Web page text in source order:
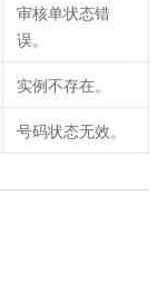
审核单状态错
误。
实例不存在。
号码状态无效。